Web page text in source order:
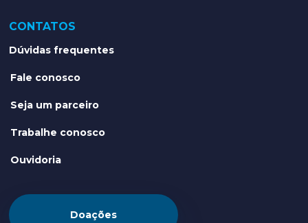
CONTATOS
Dúvidas frequentes
Fale conosco
Seja um parceiro
Trabalhe conosco
Ouvidoria
Doações